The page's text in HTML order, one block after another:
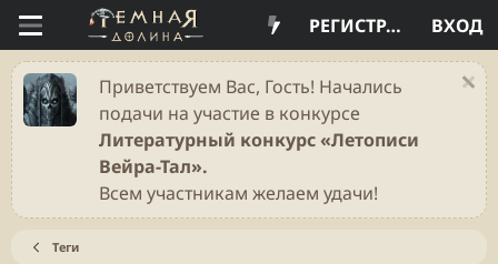
ВХОД
РЕГИСТРАЦИЯ
Приветствуем Вас, Гость! Начались
подачи на участие в конкурсе
Литературный конкурс «Летописи
Вейра-Тал».
Всем участникам желаем удачи!
Теги